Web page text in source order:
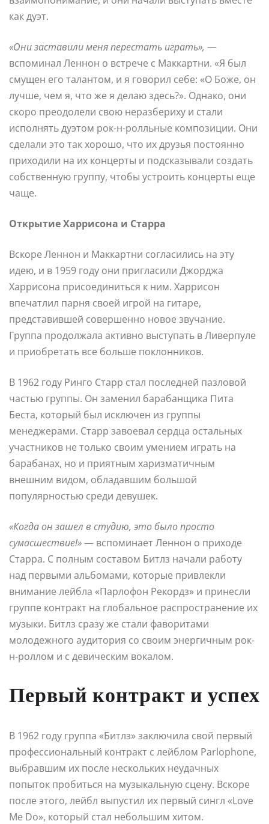
как дуэт.
«Они заставили меня перестать играть», —
вспоминал Леннон о встрече с Маккартни. «Я был
смущен его талантом, и я говорил себе: «О Боже, он
лучше, чем я, что же я делаю здесь?». Однако, они
скоро преодолели свою неразбериху и стали
исполнять дуэтом рок-н-ролльные композиции. Они
сделали это так хорошо, что их друзья постоянно
приходили на их концерты и подсказывали создать
собственную группу, чтобы устроить концерты еще
чаще.
Открытие Харрисона и Старра
Вскоре Леннон и Маккартни согласились на эту
идею, и в 1959 году они пригласили Джорджа
Харрисона присоединиться к ним. Харрисон
впечатлил парня своей игрой на гитаре,
представившей совершенно новое звучание.
Группа продолжала активно выступать в Ливерпуле
и приобретать все больше поклонников.
В 1962 году Ринго Старр стал последней пазловой
частью группы. Он заменил барабанщика Пита
Беста, который был исключен из группы
менеджерами. Старр завоевал сердца остальных
участников не только своим умением играть на
барабанах, но и приятным харизматичным
внешним видом, обладавшим большой
популярностью среди девушек.
«Когда он зашел в студию, это было просто
сумасшествие!»— вспоминает Леннон о приходе
Старра. С полным составом Битлз начали работу
над первыми альбомами, которые привлекли
внимание лейбла «Парлофон Рекордз» и принесли
группе контракт на глобальное распространение их
музыки. Битлз сразу же стали фаворитами
молодежного аудитория со своим энергичным рок-
н-роллом и с девическим вокалом.
Первый контракт и успех
В 1962 году группа «Битлз» заключила свой первый
профессиональный контракт с лейблом Parlophone,
выбравшим их после нескольких неудачных
попыток пробиться на музыкальную сцену. Вскоре
после этого, лейбл выпустил их первый сингл «Love
Me Do», который стал небольшим хитом.